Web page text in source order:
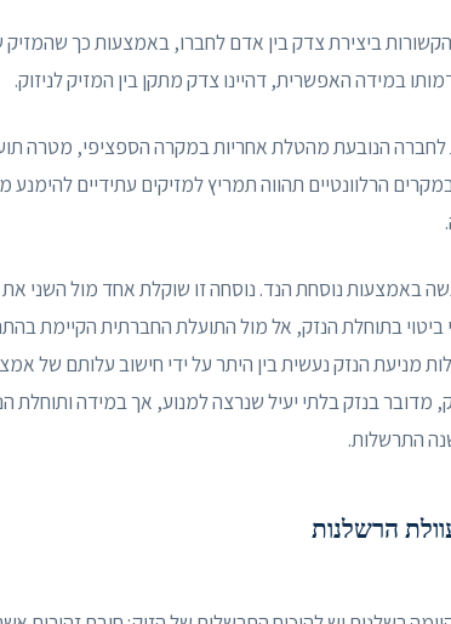
ביצירת צדק בין אדם לחברו, באמצעות כך
במידה האפשרית, דהיינו צדק מתקן בין המזיק לניזוק.
לחברה הנובעת מהטלת אחריות במקרה הספציפי, מטרה
הרלוונטיים תהווה תמריץ למזיקים עתידיים
באמצעות נוסחת הנד. נוסחה זו שוקלת אחד מול השני
ביטוי בתוחלת הנזק, אל מול התועלת החברתית הקיימת
מניעת הנזק נעשית בין היתר על ידי חישוב עלותם של
מדובר בנזק בלתי יעיל שנרצה למנוע, אך במידה ותוחלת
התרשלות.
הרשלנות